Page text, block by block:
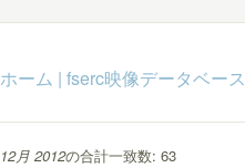
ホーム | fserc映像データベース
12月 2012の合計一致数: 63